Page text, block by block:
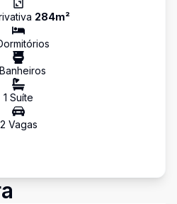
284m²
s
Banheiros
1 Suíte
2 Vagas